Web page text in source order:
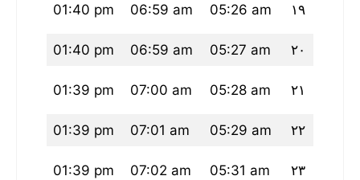
١٩ 05:26 am
06:59 am
01:40 pm
٢٠ 05:27 am
06:59 am
01:40 pm
٢١ 05:28 am
07:00 am
01:39 pm
٢٢ 05:29 am
07:01 am
01:39 pm
٢٣ 05:31 am
07:02 am
01:39 pm